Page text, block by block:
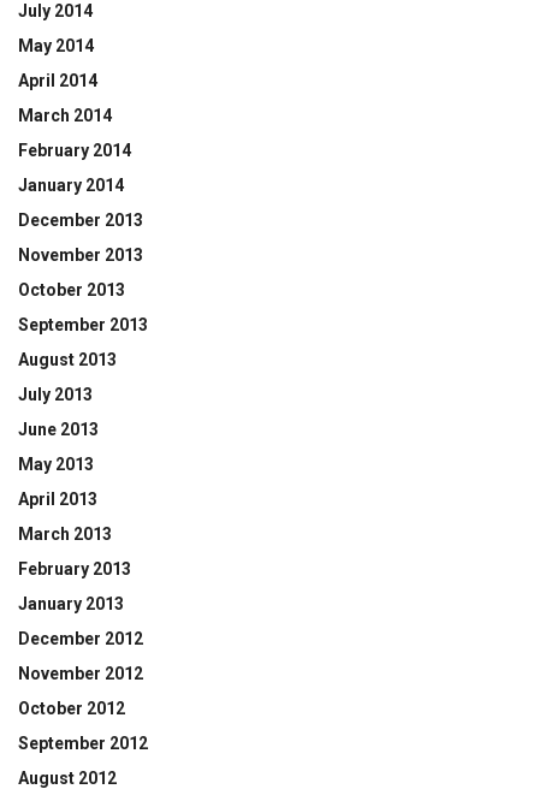
July 2014
May 2014
April 2014
March 2014
February 2014
January 2014
December 2013
November 2013
October 2013
September 2013
August 2013
July 2013
June 2013
May 2013
April 2013
March 2013
February 2013
January 2013
December 2012
November 2012
October 2012
September 2012
August 2012